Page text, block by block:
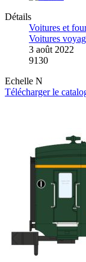
Détails
Voitures et
Voitures
3 août 2022
9130
Echelle N
Télécharger le